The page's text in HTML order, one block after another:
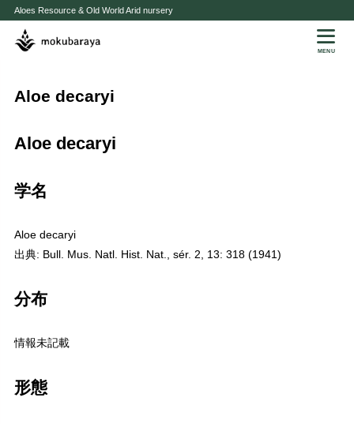
Aloes Resource & Old World Arid nursery
MENU
Aloe decaryi
Aloe decaryi
学名
Aloe decaryi
出典: Bull. Mus. Natl. Hist. Nat., sér. 2, 13: 318 (1941)
分布
情報未記載
形態